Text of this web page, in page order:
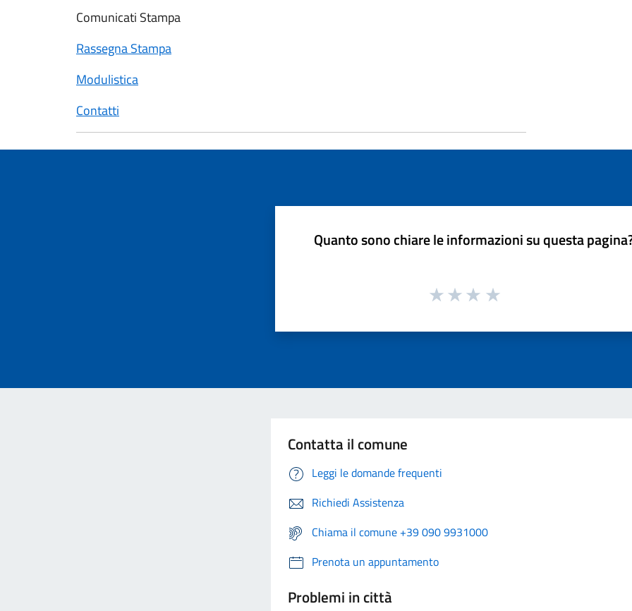
Comunicati Stampa
Rassegna Stampa
Modulistica
Contatti
Quanto sono chiare le informazioni su questa
Contatta il comune
Leggi le domande frequenti
Richiedi Assistenza
Chiama il comune +39 090 9931000
Prenota un appuntamento
Problemi in città